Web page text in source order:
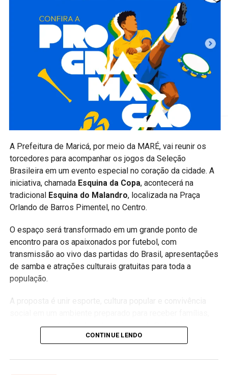
PUBLICIDADE
Além de incentivar o setor agrícola, a programação
movimenta o turismo e o comércio local, atraindo
visitantes de diferentes regiões e contribuindo para o
fortalecimento da economia durante os dias de evento.
A expectativa é receber um grande público ao longo dos
três dias de programação, reafirmando a Festa do
calendário oficial de Maricá.
Acompanhe a Maricá Web TV pelo site, Instagram
e Facebook para conferir a cobertura completa dos
principais eventos, notícias e acontecimentos de
Maricá.
#Maricá #ProdutorRural #AgriculturaFamiliar
#TurismoRural #EconomiaLocal #MaricáRJ #Eventos
#MaricáWebTV
A Prefeitura de Maricá, por meio da MARÉ, vai reunir os
torcedores para acompanhar os jogos da Seleção
Brasileira em um evento especial no coração da cidade. A
iniciativa, chamada Esquina da Copa, acontecerá na
tradicional Esquina do Malandro, localizada na Praça
Orlando de Barros Pimentel, no Centro.
O espaço será transformado em um grande ponto de
encontro para os apaixonados por futebol, com
transmissão ao vivo das partidas do Brasil, apresentações
de samba e atrações culturais gratuitas para toda a
população.
A proposta é unir esporte, cultura popular e convivência
amigos e visitantes durante os jogos da Seleção.
as tradições do samba, a Esquina do Malandro será o
CONTINUE LENDO